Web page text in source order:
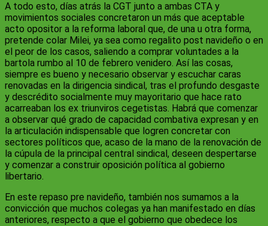
A todo esto, días atrás la CGT junto a ambas CTA y
movimientos sociales concretaron un más que aceptable
acto opositor a la reforma laboral que, de una u otra forma,
pretende colar Milei, ya sea como regalito post navideño o en
el peor de los casos, saliendo a comprar voluntades a la
bartola rumbo al 10 de febrero venidero. Así las cosas,
siempre es bueno y necesario observar y escuchar caras
renovadas en la dirigencia sindical, tras el profundo desgaste
y descrédito socialmente muy mayoritario que hace rato
acarreaban los ex triunviros cegetistas. Habrá que comenzar
a observar qué grado de capacidad combativa expresan y en
la articulación indispensable que logren concretar con
sectores políticos que, acaso de la mano de la renovación de
la cúpula de la principal central sindical, deseen despertarse
y comenzar a construir oposición política al gobierno
libertario.
En este repaso pre navideño, también nos sumamos a la
convicción que muchos colegas ya han manifestado en días
anteriores, respecto a que el gobierno que obedece los